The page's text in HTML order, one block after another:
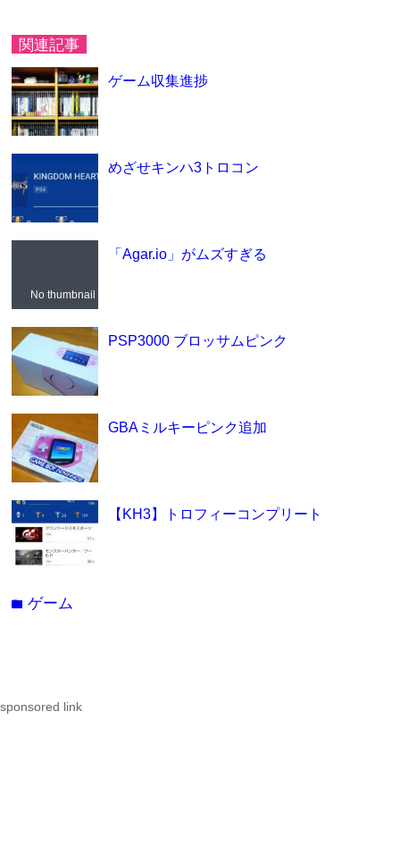
関連記事
ゲーム収集進捗
めざせキンハ3トロコン
No thumbnail
「Agar.io」がムズすぎる
PSP3000 ブロッサムピンク
GBAミルキーピンク追加
【KH3】トロフィーコンプリート
folderゲーム
sponsored link